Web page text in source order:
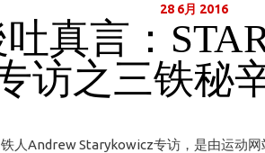
28 6月 2016
真言：
访之三铁秘
人Andrew Starykowicz专访，是由运动